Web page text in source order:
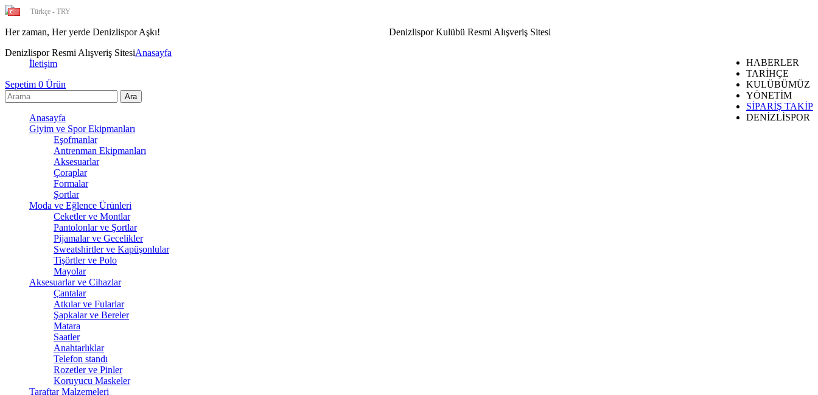
Her zaman, Her yerde Denizlispor Aşkı! Denizlispor Kulübü Resmi Alışveriş Sitesi
Denizlispor Resmi Alışveriş Sitesi
HABERLER
TARİHÇE
KULÜBÜMÜZ
YÖNETİM
SİPARİŞ TAKİP
DENİZLİSPOR
Türkçe - TRY
Anasayfa
İletişim
Sepetim 0 Ürün
Anasayfa
Giyim ve Spor Ekipmanları
Eşofmanlar
Antrenman Ekipmanları
Aksesuarlar
Çoraplar
Formalar
Şortlar
Moda ve Eğlence Ürünleri
Ceketler ve Montlar
Pantolonlar ve Şortlar
Pijamalar ve Gecelikler
Sweatshirtler ve Kapüşonlular
Tişörtler ve Polo
Mayolar
Aksesuarlar ve Cihazlar
Çantalar
Atkılar ve Fularlar
Şapkalar ve Bereler
Matara
Saatler
Anahtarlıklar
Telefon standı
Rozetler ve Pinler
Koruyucu Maskeler
Taraftar Malzemeleri